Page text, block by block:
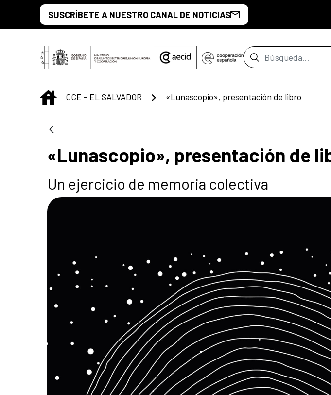
Saltar al contenido principal
SUSCRÍBETE A NUESTRO CANAL DE NOTICIAS
Barra de
INICIO
CCE - EL SALVADOR «Lunascopio», presentación de libro
«Lunascopio», presentación de
Un ejercicio de memoria colectiva